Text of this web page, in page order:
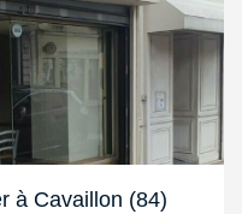
à Cavaillon (84)